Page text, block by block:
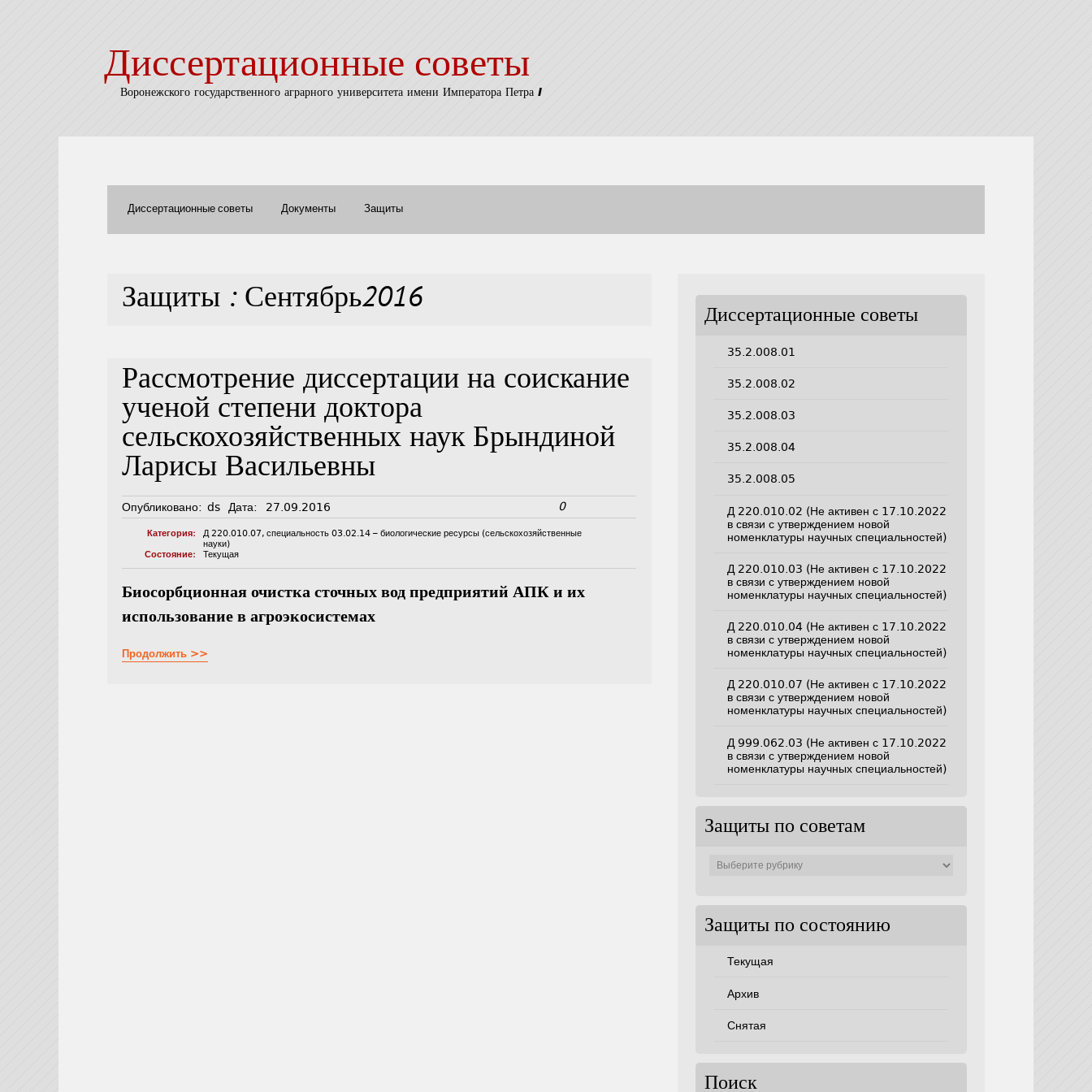
Диссертационные советы
Воронежского государственного аграрного университета имени Императора Петра I
Диссертационные советы Документы Защиты
Защиты : Сентябрь2016
Рассмотрение диссертации на соискание
ученой степени доктора
сельскохозяйственных наук Брындиной
Ларисы Васильевны
Опубликовано: ds Дата: 27.09.2016 0
Категория: Д 220.010.07,специальность 03.02.14 – биологические ресурсы (сельскохозяйственные
науки)
Состояние:
Текущая
Биосорбционная очистка сточных вод предприятий АПК и их
использование в агроэкосистемах
Продолжить >>
Диссертационные советы
35.2.008.01
35.2.008.02
35.2.008.03
35.2.008.04
35.2.008.05
Д 220.010.02 (Не активен с 17.10.2022
в связи с утверждением новой
номенклатуры научных специальностей)
Д 220.010.03 (Не активен с 17.10.2022
в связи с утверждением новой
номенклатуры научных специальностей)
Д 220.010.04 (Не активен с 17.10.2022
в связи с утверждением новой
номенклатуры научных специальностей)
Д 220.010.07 (Не активен с 17.10.2022
в связи с утверждением новой
номенклатуры научных специальностей)
Д 999.062.03 (Не активен с 17.10.2022
в связи с утверждением новой
номенклатуры научных специальностей)
Защиты по советам
Защиты по состоянию
Текущая
Архив
Снятая
Поиск